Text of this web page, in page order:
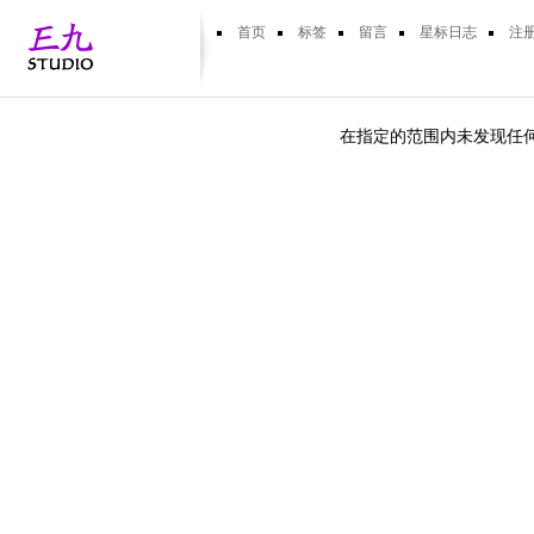
首页 标签 留言 星标日志 注
在指定的范围内未发现任